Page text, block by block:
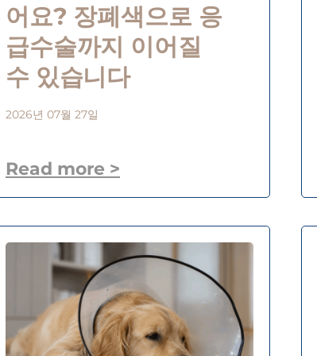
어요? 장폐색으로 응
급수술까지 이어질
수 있습니다
2026년 07월 27일
Read more >